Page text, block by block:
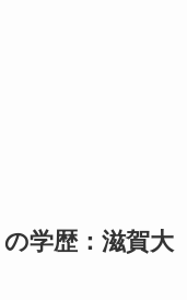
学歴：滋賀大